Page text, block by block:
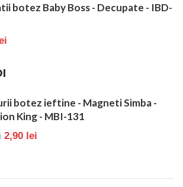
botez Baby Boss - Decupate - IBD-
botez ieftine - Magneti Simba -
King - MBI-131
2,90 lei